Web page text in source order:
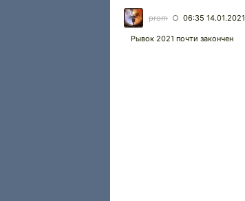
prom ○ 06:35 14.01.2021
Рывок 2021 почти закончен